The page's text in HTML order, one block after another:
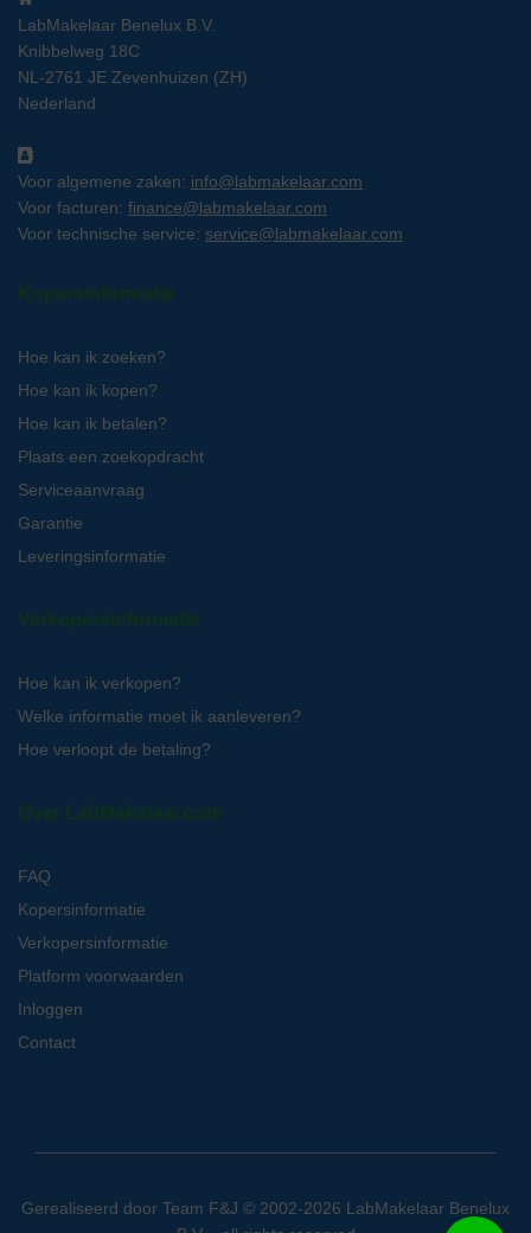
LabMakelaar Benelux B.V.
Knibbelweg 18C
NL-2761 JE Zevenhuizen (ZH)
Nederland
Voor algemene zaken: info@labmakelaar.com
Voor facturen: finance@labmakelaar.com
Voor technische service: service@labmakelaar.com
Kopersinformatie
Hoe kan ik zoeken?
Hoe kan ik kopen?
Hoe kan ik betalen?
Plaats een zoekopdracht
Serviceaanvraag
Garantie
Leveringsinformatie
Verkopersinformatie
Hoe kan ik verkopen?
Welke informatie moet ik aanleveren?
Hoe verloopt de betaling?
Over LabMakelaar.com
FAQ
Kopersinformatie
Verkopersinformatie
Platform voorwaarden
Inloggen
Contact
Gerealiseerd door Team F&J © 2002-2026 LabMakelaar Benelux